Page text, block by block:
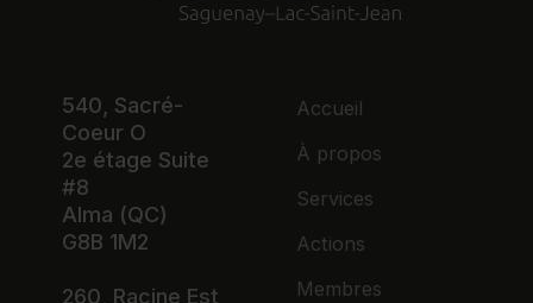
540, Sacré-
Coeur O
2e étage Suite
#8
Alma (QC)
G8B 1M2
260, Racine Est
Accueil
À propos
Services
Actions
Membres